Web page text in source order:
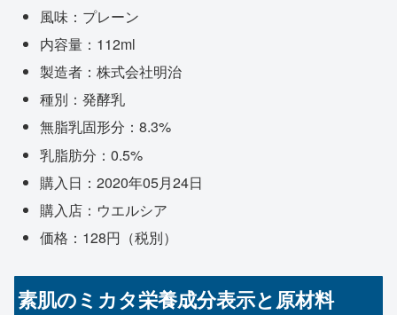
風味：プレーン
内容量：112ml
製造者：株式会社明治
種別：発酵乳
無脂乳固形分：8.3%
乳脂肪分：0.5%
購入日：2020年05月24日
購入店：ウエルシア
価格：128円（税別）
素肌のミカタ栄養成分表示と原材料